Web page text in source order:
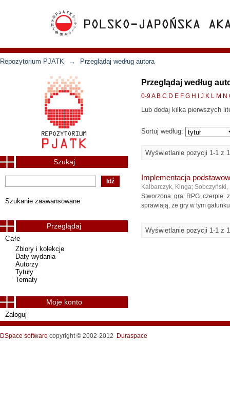
Repozytorium PJATK → Przeglądaj według autora
Przeglądaj według
0-9A B C D E F G H J K L M N
Lub dodaj kilka pierwszych
Sortuj według:
Wyświetlanie pozycji 1-1 z 1
Implementacja
Kalbarczyk, Kinga; Sobczyński,
Stworzona gra RPG czerpie
sprawiają, że gry w tym
Wyświetlanie pozycji 1-1 z 1
Szukaj
Szukanie zaawansowane
Przeglądaj
Całe
Zbiory i kolekcje
Daty wydania
Autorzy
Tytuły
Tematy
Moje konto
Zaloguj
DSpace software copyright © 2002-2012 Duraspace